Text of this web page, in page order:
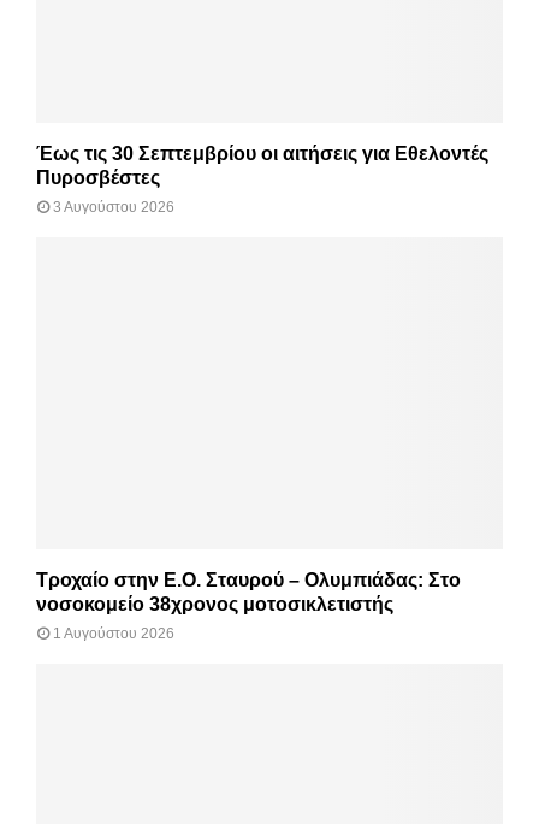
Έως τις 30 Σεπτεμβρίου οι αιτήσεις για Εθελοντές
Πυροσβέστες
3 Αυγούστου 2026
Τροχαίο στην Ε.Ο. Σταυρού – Ολυμπιάδας: Στο
νοσοκομείο 38χρονος μοτοσικλετιστής
1 Αυγούστου 2026